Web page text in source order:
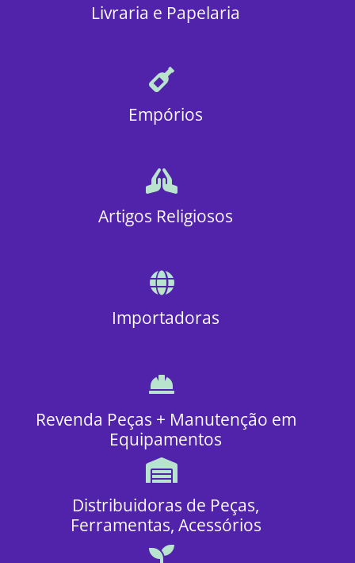
Livraria e Papelaria
Empórios
Artigos Religiosos
Importadoras
Revenda Peças + Manutenção em
Equipamentos
Distribuidoras de Peças,
Ferramentas, Acessórios